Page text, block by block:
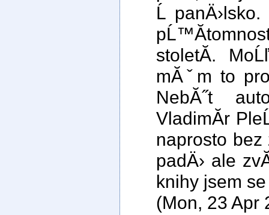
Ĺ
stoletĂ­.
mĂˇm to
NebĂ˝t
VladimĂ­r
naprosto
padÄ› ale
knihy jsem
(Mon, 23 Apr